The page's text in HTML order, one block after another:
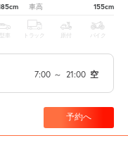
車高 155cm
車 トラック 原付 バイク
7:00 ～ 21:00 空
予約へ